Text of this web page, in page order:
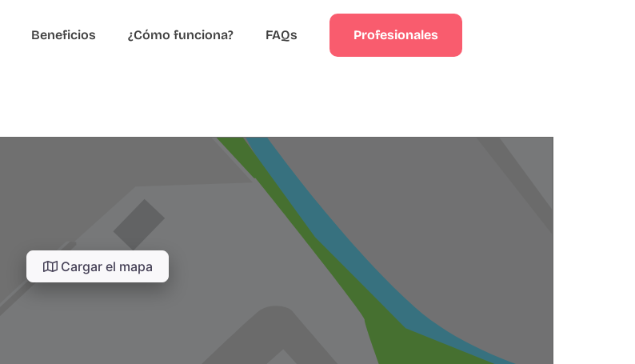
Beneficios ¿Cómo funciona? FAQs Profesionales
Cargar el mapa